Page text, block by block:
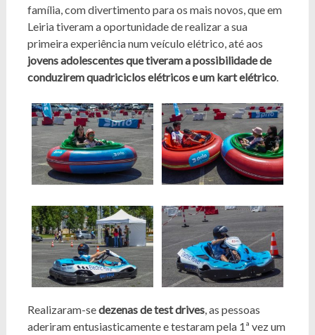
família, com divertimento para os mais novos, que em
Leiria tiveram a oportunidade de realizar a sua
primeira experiência num veículo elétrico, até aos
jovens adolescentes que tiveram a possibilidade de
conduzirem quadriciclos elétricos e um kart elétrico.
Realizaram-sedezenas de test drives, as pessoas
aderiram entusiasticamente e testaram pela 1ª vez um